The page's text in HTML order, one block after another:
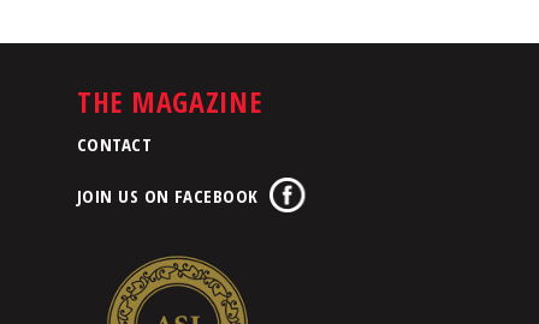
THE MAGAZINE
CONTACT
JOIN US ON FACEBOOK